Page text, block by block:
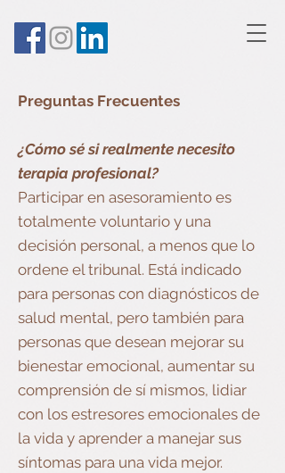
Preguntas Frecuentes
¿Cómo sé si realmente necesito
terapia profesional?
Participar en asesoramiento es
totalmente voluntario y una
decisión personal, a menos que lo
ordene el tribunal. Está indicado
para personas con diagnósticos de
salud mental, pero también para
personas que desean mejorar su
bienestar emocional, aumentar su
comprensión de sí mismos, lidiar
con los estresores emocionales de
la vida y aprender a manejar sus
síntomas para una vida mejor.